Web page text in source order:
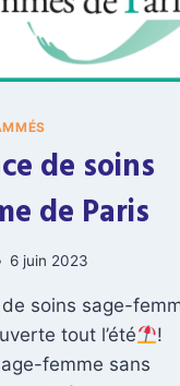
de soins
de Paris
6 juin 2023
soins sage-
tout l’été
!
femme sans